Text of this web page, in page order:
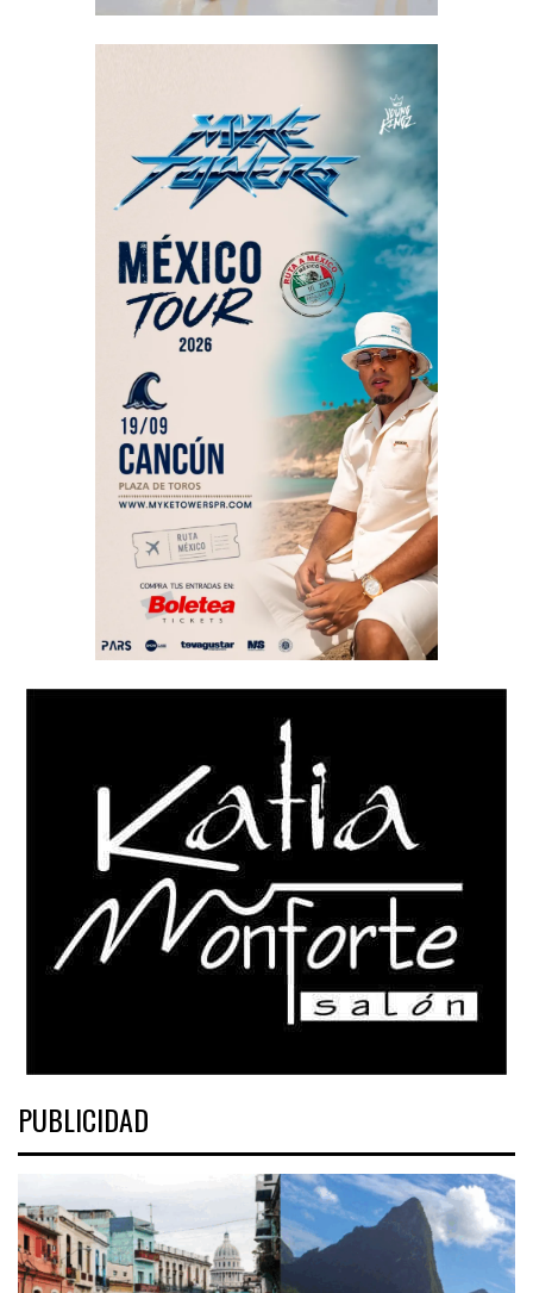
PUBLICIDAD